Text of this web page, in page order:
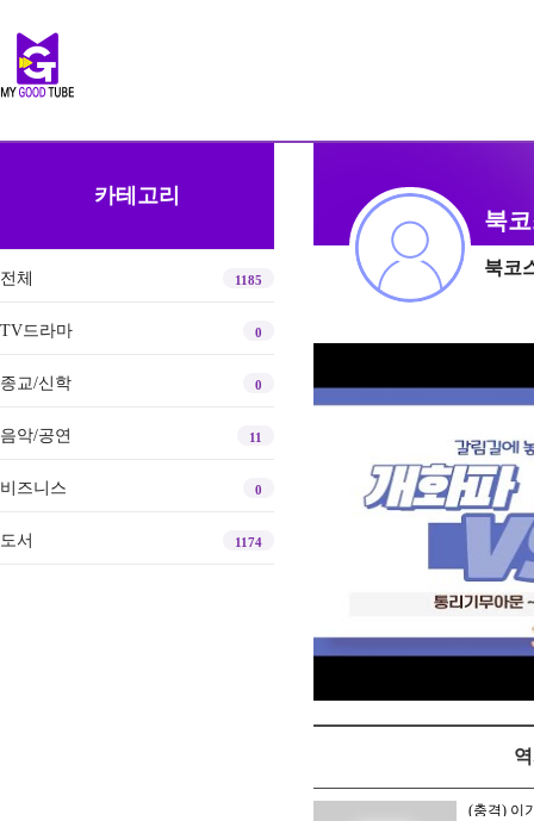
카테고리
전체 1185
TV드라마 0
종교/신학 0
음악/공연 11
비즈니스 0
도서 1174
북
북코
(충격) 이